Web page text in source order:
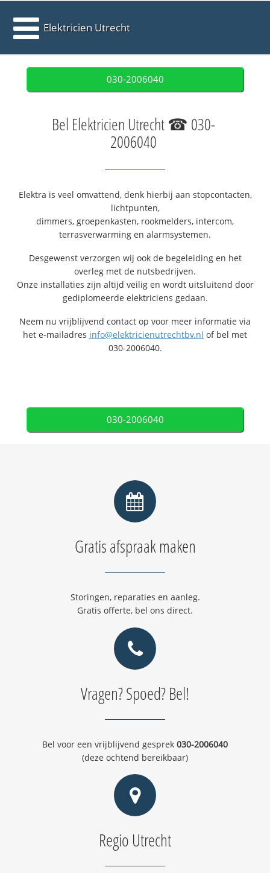
Elektricien Utrecht
030-2006040
Bel Elektricien Utrecht ☎ 030-
2006040
Elektra is veel omvattend, denk hierbij aan stopcontacten,
lichtpunten,
dimmers, groepenkasten, rookmelders, intercom,
terrasverwarming en alarmsystemen.
Desgewenst verzorgen wij ook de begeleiding en het
overleg met de nutsbedrijven.
Onze installaties zijn altijd veilig en wordt uitsluitend door
gediplomeerde elektriciens gedaan.
Neem nu vrijblijvend contact op voor meer informatie via
het e-mailadres info@elektricienutrechtbv.nl of bel met
030-2006040.
030-2006040
Gratis afspraak maken
Storingen, reparaties en aanleg.
Gratis offerte, bel ons direct.
Vragen? Spoed? Bel!
Bel voor een vrijblijvend gesprek 030-2006040
(deze ochtend bereikbaar)
Regio Utrecht